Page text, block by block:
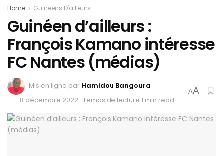
Home Guinéens D'ailleurs
Guinéen d’ailleurs :
François Kamano intéresse
FC Nantes (médias)
Mis en ligne par Hamidou Bangoura
8 décembre 2022 Temps de lecture:1 min read
AA